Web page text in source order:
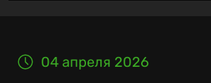
04 апреля 2026